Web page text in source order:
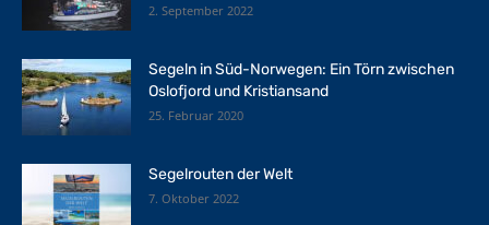
2. September 2022
Segeln in Süd-Norwegen: Ein Törn zwischen
Oslofjord und Kristiansand
25. Februar 2020
Segelrouten der Welt
7. Oktober 2022